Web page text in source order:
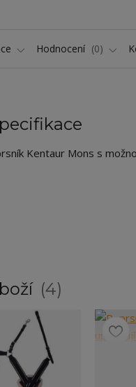
Hodnocení 0
Kentaur Mons s
4